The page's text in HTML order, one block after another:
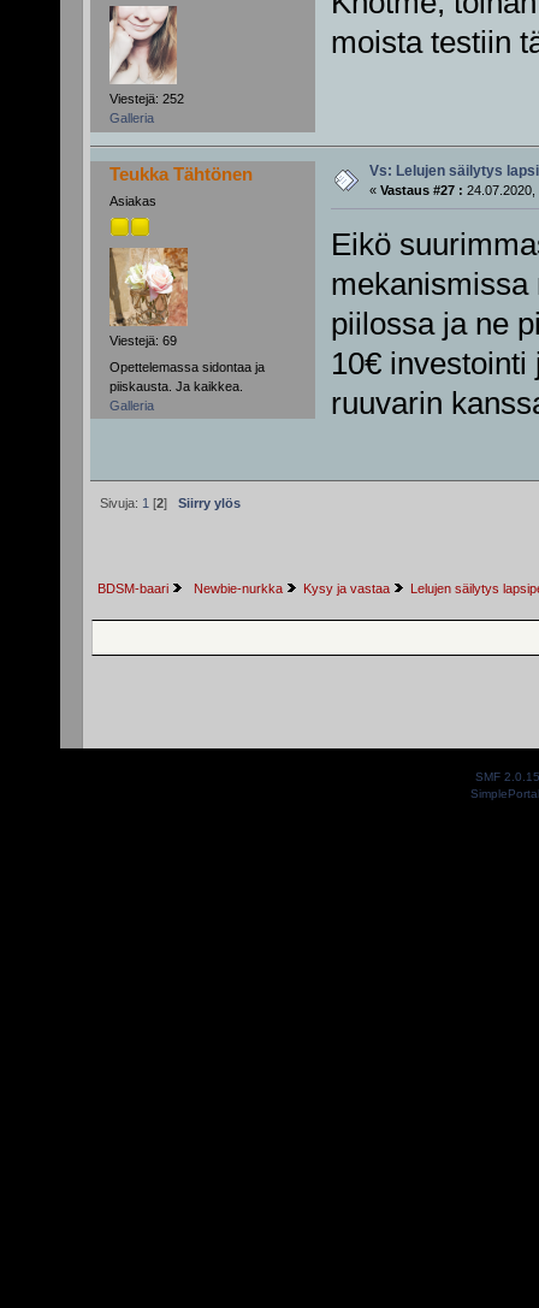
Viestejä: 252
Galleria
moista testiin
Teukka Tähtönen
Asiakas
Viestejä: 69
Opettelemassa sidontaa ja
piiskausta. Ja kaikkea.
Galleria
Vs: Lelujen säilytys
« Vastaus #27 : 24.07.2020,
Eikö
mekanismissa
piilossa ja ne
10€
ruuvarin
Sivuja: 1 [2] Siirry ylös
BDSM-baari Newbie-nurkka Kysy ja vastaa Lelujen säilytys
SMF 2.0.15